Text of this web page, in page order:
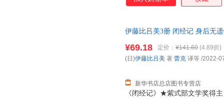
伊藤比吕美3册 闭经记 身后无
近发货 85%城市次日送达！团
《闭经记》★紫式部文学奖得
¥69.18 定价： ¥141.60 (4.89折)
新华书店总店图书专营店
(日)伊藤比吕美 著 蕾克 译等 /2022-